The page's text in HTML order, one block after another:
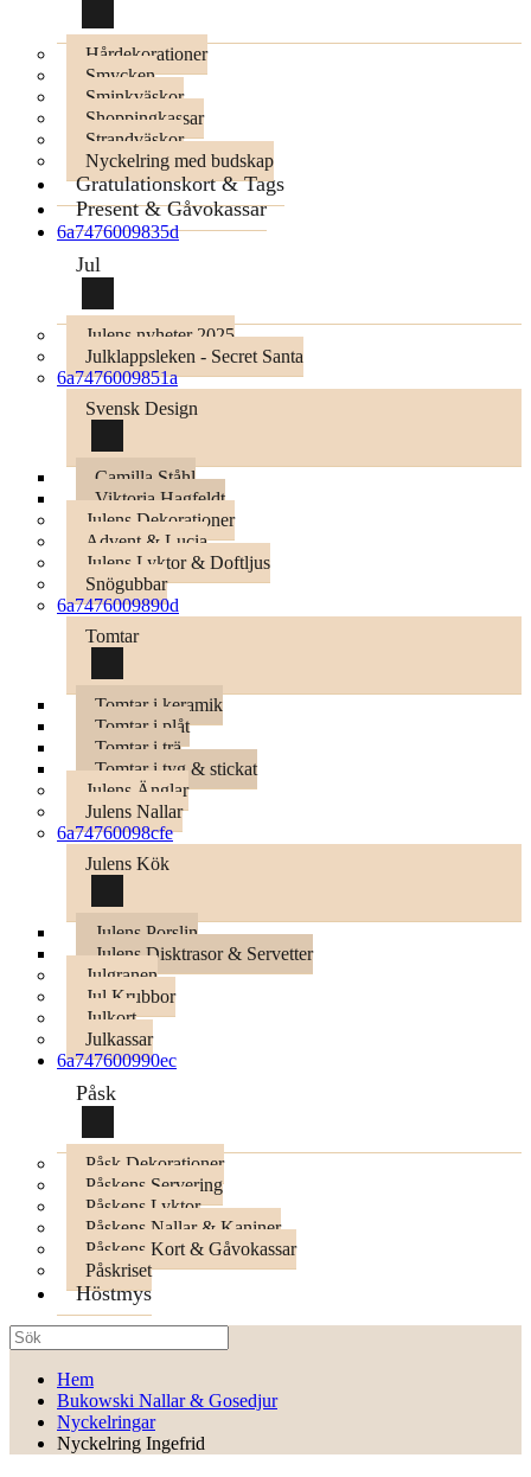
Hårdekorationer
Smycken
Sminkväskor
Shoppingkassar
Strandväskor
Nyckelring med budskap
Gratulationskort & Tags
Present & Gåvokassar
6a7476009835d
Jul
Julens nyheter 2025
Julklappsleken - Secret Santa
6a7476009851a
Svensk Design
Camilla Ståhl
Viktoria Hagfeldt
Julens Dekorationer
Advent & Lucia
Julens Lyktor & Doftljus
Snögubbar
6a7476009890d
Tomtar
Tomtar i keramik
Tomtar i plåt
Tomtar i trä
Tomtar i tyg & stickat
Julens Änglar
Julens Nallar
6a74760098cfe
Julens Kök
Julens Porslin
Julens Disktrasor & Servetter
Julgranen
Jul Krubbor
Julkort
Julkassar
6a747600990ec
Påsk
Påsk Dekorationer
Påskens Servering
Påskens Lyktor
Påskens Nallar & Kaniner
Påskens Kort & Gåvokassar
Påskriset
Höstmys
Hem
Bukowski Nallar & Gosedjur
Nyckelringar
Nyckelring Ingefrid